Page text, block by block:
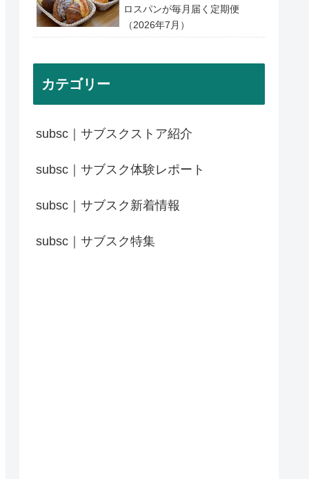
ロスパンが毎月届く定期便
（2026年7月）
カテゴリー
subsc｜サブスクストア紹介
subsc｜サブスク体験レポート
subsc｜サブスク新着情報
subsc｜サブスク特集